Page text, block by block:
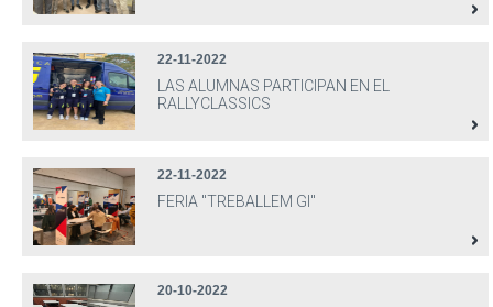
22-11-2022
LAS ALUMNAS PARTICIPAN EN EL
RALLYCLASSICS
22-11-2022
FERIA "TREBALLEM GI"
20-10-2022